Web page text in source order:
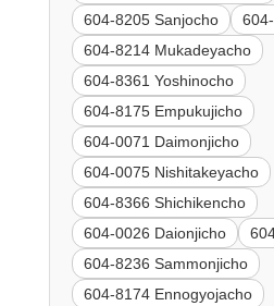
604-8205 Sanjocho
604-8214 Mukadeyacho
604-8361 Yoshinocho
604-8175 Empukujicho
604-0071 Daimonjicho
604-0075 Nishitakeyacho
604-8366 Shichikencho
604-0026 Daionjicho
604-8236 Sammonjicho
604-8174 Ennogyojacho